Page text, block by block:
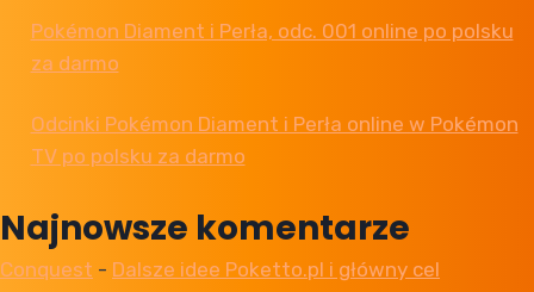
Pokémon Diament i Perła, odc. 001 online po polsku
za darmo
Odcinki Pokémon Diament i Perła online w Pokémon
TV po polsku za darmo
Najnowsze komentarze
Conquest - Dalsze idee Poketto.pl i główny cel